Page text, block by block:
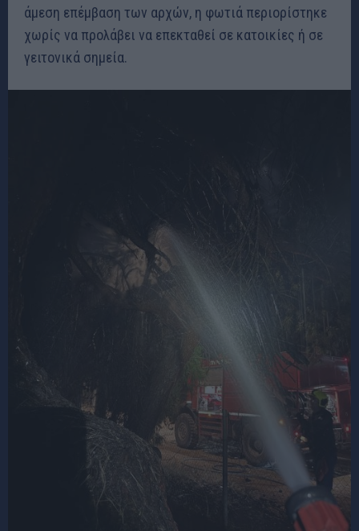
άμεση επέμβαση των αρχών, η φωτιά περιορίστηκε
χωρίς να προλάβει να επεκταθεί σε κατοικίες ή σε
γειτονικά σημεία.